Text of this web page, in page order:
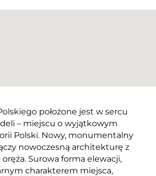
położone jest w sercu
– miejscu o wyjątkowym
Polski. Nowy, monumentalny
nowoczesną architekturę z
Surowa forma elewacji,
charakterem miejsca,